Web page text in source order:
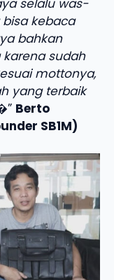
selalu was-
kebaca
bahkan
sudah
mottonya,
yang terbaik
Berto
SB1M)